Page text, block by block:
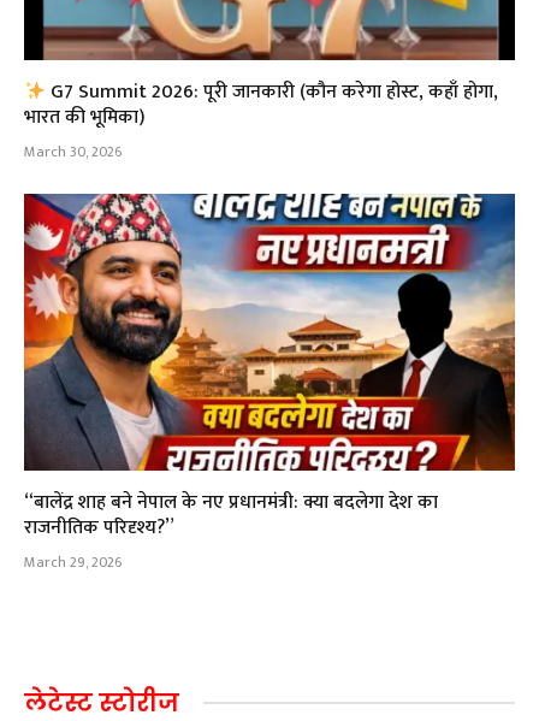
G7 Summit 2026: पूरी जानकारी (कौन करेगा होस्ट, कहाँ होगा,
भारत की भूमिका)
March 30, 2026
“बालेंद्र शाह बने नेपाल के नए प्रधानमंत्री: क्या बदलेगा देश का
राजनीतिक परिदृश्य?”
March 29, 2026
लेटेस्ट स्टोरीज